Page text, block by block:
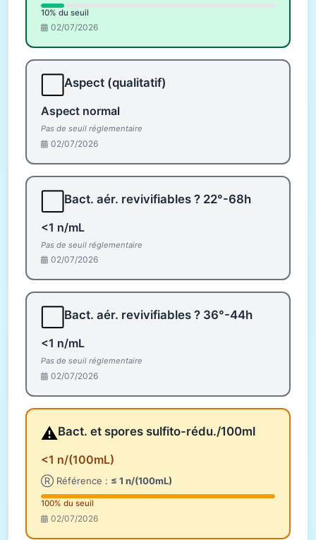
10% du seuil
02/07/2026
Aspect (qualitatif)
Aspect normal
Pas de seuil réglementaire
02/07/2026
Bact. aér. revivifiables ? 22°-68h
<1 n/mL
Pas de seuil réglementaire
02/07/2026
Bact. aér. revivifiables ? 36°-44h
<1 n/mL
Pas de seuil réglementaire
02/07/2026
⚠️Bact. et spores sulfito-rédu./100ml
<1 n/(100mL)
Ⓡ Référence : ≤ 1 n/(100mL)
100% du seuil
02/07/2026